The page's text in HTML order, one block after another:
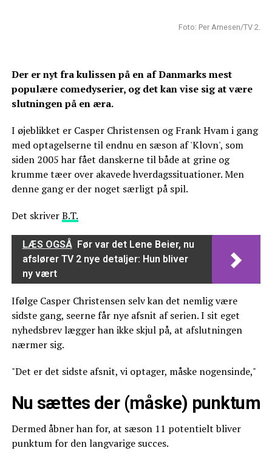
Foto: Per Arnesen/TV 2.
Der er nyt fra kulissen på en af Danmarks mest
populære comedyserier, og det kan vise sig at være
slutningen på en æra.
I øjeblikket er Casper Christensen og Frank Hvam i gang
med optagelserne til endnu en sæson af 'Klovn', som
siden 2005 har fået danskerne til både at grine og
krumme tæer over akavede hverdagssituationer. Men
denne gang er der noget særligt på spil.
Det skriverB.T.
LÆS OGSÅ Før var det Lene Beier, nu
afslører TV 2 nye detaljer: Hun bliver
ny vært
Ifølge Casper Christensen selv kan det nemlig være
sidste gang, seerne får nye afsnit af serien. I sit eget
nyhedsbrev lægger han ikke skjul på, at afslutningen
nærmer sig.
"Det er det sidste afsnit, vi optager, måske nogensinde,"
Nu sættes der (måske) punktum
Dermed åbner han for, at sæson 11 potentielt bliver
punktum for den langvarige succes.